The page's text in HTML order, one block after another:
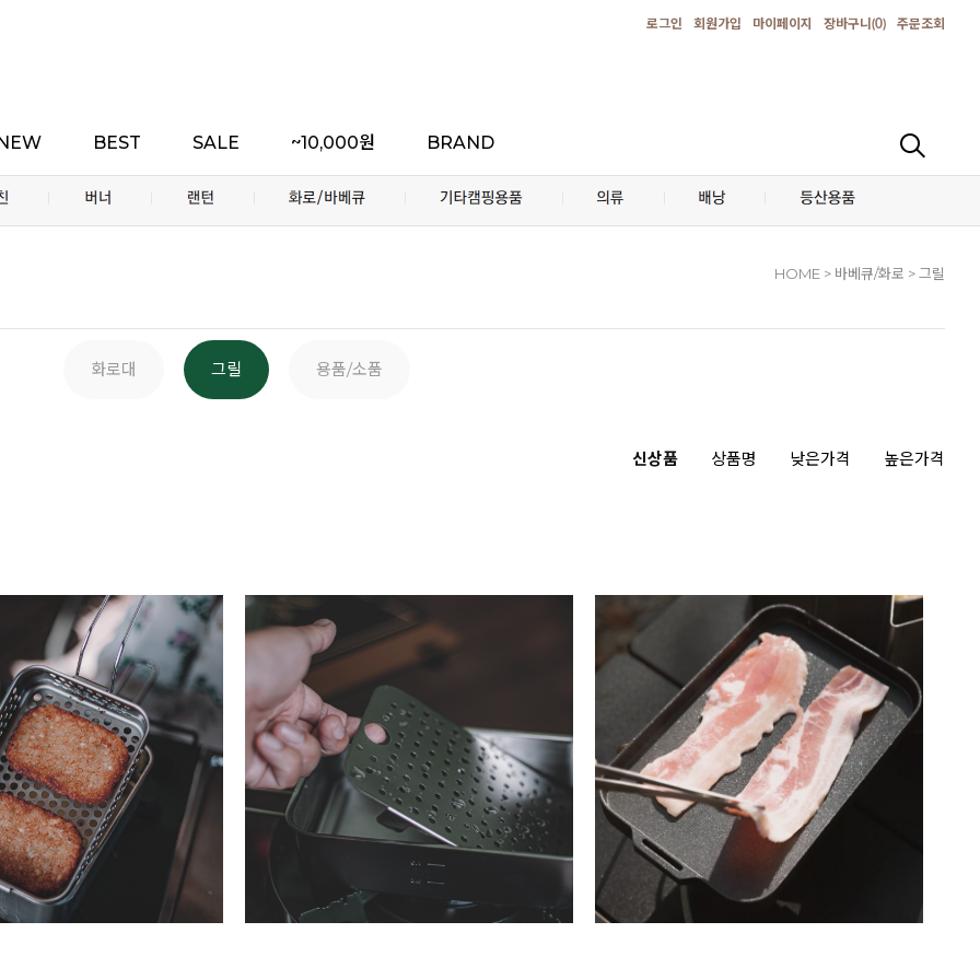
로그인 회원가입 마이페이지 장바구니(0) 주문조회
BEST SALE ~10,000원 BRAND
HOME > 바베큐/화로 > 그릴
화로대 그릴 용품/소품
신상품 상품명 낮은가격 높은가격